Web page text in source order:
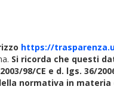
https://
Si ricorda che questi
98/CE e d. lgs. 36/
normativa in